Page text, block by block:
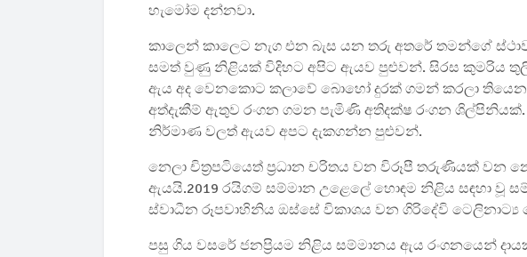
හැමෝම දන්නවා.
කාලෙන් කාලෙට නැග එන බැස යන තරු අතරේ තමන්ගේ
සමත් වුණු නිළියක් විදිහට අපිට ඇයව පුළුවන්. සිරස කුමරිය
ඇය අද වෙනකොට කලාවේ බොහෝ දුරක් ගමන් කරලා
අත්දැකීම් ඇතුව රංගන ගමන පැමිණි අතිදක්ෂ රංගන
නිර්මාණ වලත් ඇයව අපට දැකගන්න පුළුවන්.
නෙලා චිත්‍රපටියෙත් ප්‍රධාන චරිතය වන විරූපී තරුණියක් වන
ඇයයි.2019 රයිගම් සම්මාන උළෙලේ හොඳම නිළිය සඳහා වූ
ස්වාධීන රූපවාහිනිය ඔස්සේ විකාශය වන ගිරිදේවි
පසු ගිය වසරේ ජනප්‍රියම නිළිය සම්මානය ඇය රංගනයෙන්